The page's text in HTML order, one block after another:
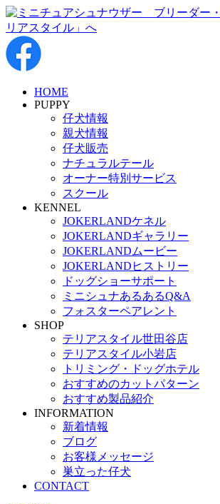
HOME
PUPPY
仔犬情報
親犬情報
仔犬販売
ナチュラルテール
オーナー特別サービス
スクール
KENNEL
JOKERLANDケネル
JOKERLANDギャラリー
JOKERLANDムービー
JOKERLANDヒストリー
ドッグショーサポート
ミニシュナあるあるQ&A
フォスターペアレント
SHOP
テリアスタイル世田谷店
テリアスタイル小岩店
トリミング・ドッグホテル
おすすめのカットパターン
おすすめ製品紹介
INFORMATION
新着情報
ブログ
お客様メッセージ
巣立った仔犬
CONTACT